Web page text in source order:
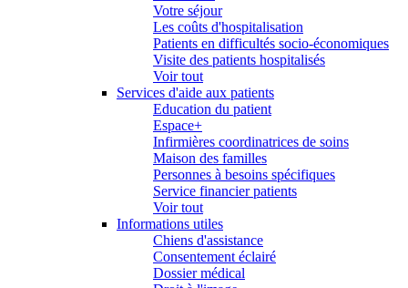
Votre séjour
Les coûts d'hospitalisation
Patients en difficultés socio-économiques
Visite des patients hospitalisés
Voir tout
Services d'aide aux patients
Education du patient
Espace+
Infirmières coordinatrices de soins
Maison des familles
Personnes à besoins spécifiques
Service financier patients
Voir tout
Informations utiles
Chiens d'assistance
Consentement éclairé
Dossier médical